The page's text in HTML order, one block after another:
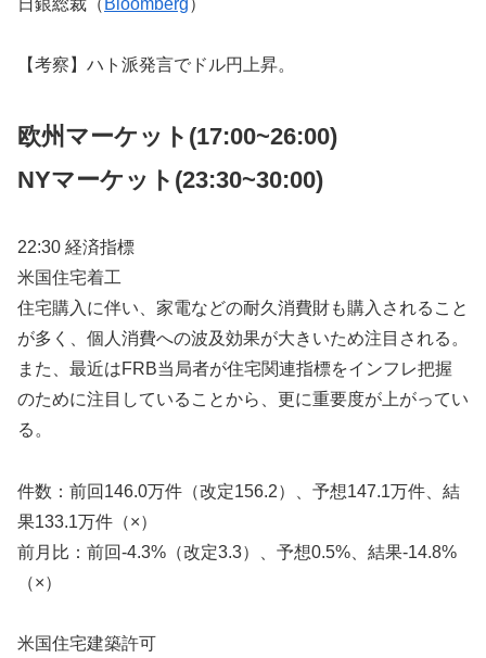
日銀総裁（ Bloomberg）
【考察】ハト派発言でドル円上昇。
欧州マーケット(17:00~26:00)
NYマーケット (23:30~30:00)
22:30 経済指標
米国住宅着工
住宅購入に伴い、家電などの耐久消費財も購入されること
が多く、個人消費への波及効果が大きいため注目される。
また、最近はFRB当局者が住宅関連指標をインフレ把握
のために注目していることから、更に重要度が上がってい
る。
件数：前回146.0万件（改定156.2）、予想147.1万件、結
果133.1万件（×）
前月比：前回-4.3%（改定3.3）、予想0.5%、結果-14.8%
（×）
米国住宅建築許可